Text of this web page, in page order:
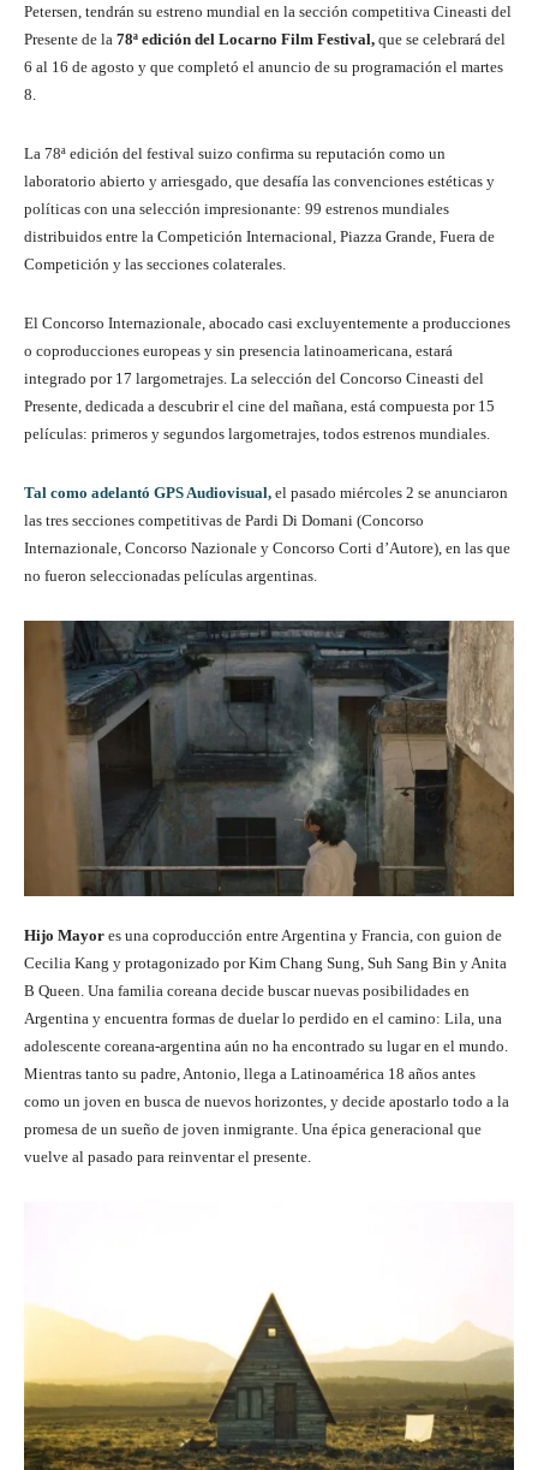
Petersen, tendrán su estreno mundial en la sección competitiva Cineasti del
Presente de la 78ª edición del Locarno Film Festival, que se celebrará del
6 al 16 de agosto y que completó el anuncio de su programación el martes
8.
La 78ª edición del festival suizo confirma su reputación como un
laboratorio abierto y arriesgado, que desafía las convenciones estéticas y
políticas con una selección impresionante: 99 estrenos mundiales
distribuidos entre la Competición Internacional, Piazza Grande, Fuera de
Competición y las secciones colaterales.
El Concorso Internazionale, abocado casi excluyentemente a producciones
o coproducciones europeas y sin presencia latinoamericana, estará
integrado por 17 largometrajes. La selección del Concorso Cineasti del
Presente, dedicada a descubrir el cine del mañana, está compuesta por 15
películas: primeros y segundos largometrajes, todos estrenos mundiales.
Tal como adelantó GPS Audiovisual, el pasado miércoles 2 se anunciaron
las tres secciones competitivas de Pardi Di Domani (Concorso
Internazionale, Concorso Nazionale y Concorso Corti d’Autore), en las que
no fueron seleccionadas películas argentinas.
Hijo Mayor es una coproducción entre Argentina y Francia, con guion de
Cecilia Kang y protagonizado por Kim Chang Sung, Suh Sang Bin y Anita
B Queen. Una familia coreana decide buscar nuevas posibilidades en
Argentina y encuentra formas de duelar lo perdido en el camino: Lila, una
adolescente coreana-argentina aún no ha encontrado su lugar en el mundo.
Mientras tanto su padre, Antonio, llega a Latinoamérica 18 años antes
como un joven en busca de nuevos horizontes, y decide apostarlo todo a la
promesa de un sueño de joven inmigrante. Una épica generacional que
vuelve al pasado para reinventar el presente.